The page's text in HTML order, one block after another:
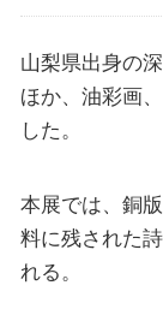
山梨県出身の
ほか、油彩画
した。
本展では、銅
料に残された
れる。